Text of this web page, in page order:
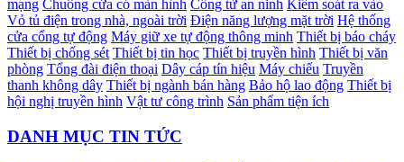
mạng Chuông cửa có màn hình Cổng từ an ninh Kiểm soát ra vào
Vỏ tủ điện trong nhà, ngoài trời Điện năng lượng mặt trời Hệ thống
cửa cổng tự động Máy giữ xe tự động thông minh Thiết bị báo cháy
Thiết bị chống sét Thiết bị tin học Thiết bị truyền hình Thiết bị văn
phòng Tổng đài điện thoại Dây cáp tín hiệu Máy chiếu Truyền
thanh không dây Thiết bị ngành bán hàng Bảo hộ lao động Thiết bị
hội nghị truyền hình Vật tư công trình Sản phẩm tiện ích
DANH MỤC TIN TỨC